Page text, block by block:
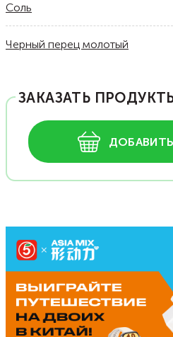
Соль
Черный перец молотый
ЗАКАЗАТЬ